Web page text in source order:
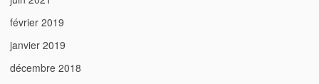
février 2019
janvier 2019
décembre 2018